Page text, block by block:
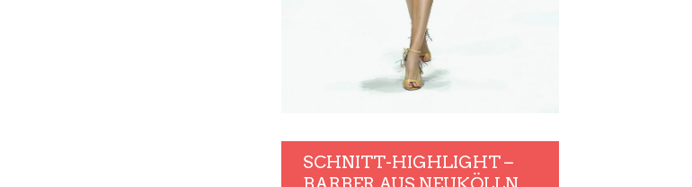
SCHNITT-HIGHLIGHT –